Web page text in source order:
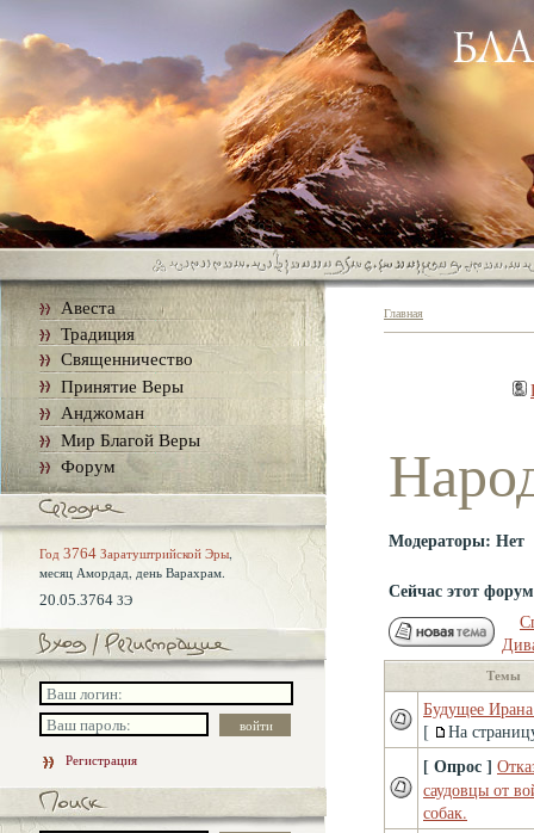
Авеста
Традиция
Священничество
Принятие Веры
Анджоман
Мир Благой Веры
Форум
Год 3764 Заратуштрийской Эры,
месяц Амордад, день Варахрам.
20.05.3764 ЗЭ
Регистрация
Главная
Модераторы: Нет
Сейчас этот
Темы
Будущее
[
На
[ Опрос ]
саудовцы от
собак.